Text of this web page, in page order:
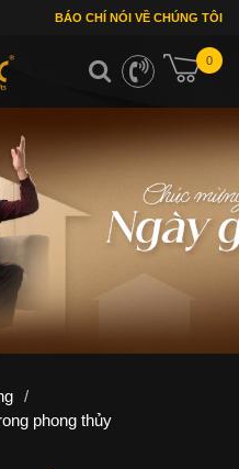
BÁO CHÍ NÓI VỀ CHÚNG TÔI
0
/
phong thủy